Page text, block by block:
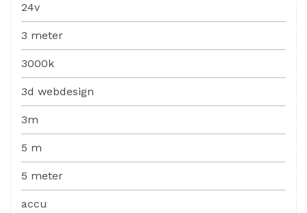
24v
3 meter
3000k
3d webdesign
3m
5 m
5 meter
accu